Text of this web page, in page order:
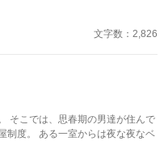
文字数：2,826
そこでは、思春期の男達が住んで
制度。 ある一室からは夜な夜なベ